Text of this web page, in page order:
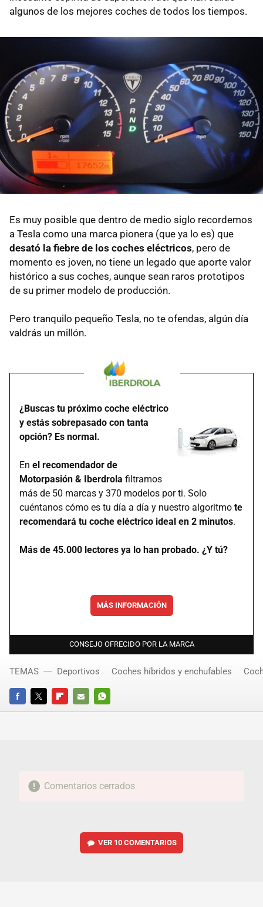
algunos de los mejores coches de todos los tiempos.
Es muy posible que dentro de medio siglo recordemos
a Tesla como una marca pionera (que ya lo es) que
desató la fiebre de los coches eléctricos, pero de
momento es joven, no tiene un legado que aporte valor
histórico a sus coches, aunque sean raros prototipos
de su primer modelo de producción.
Pero tranquilo pequeño Tesla, no te ofendas, algún día
valdrás un millón.
¿Buscas tu próximo coche eléctrico
y estás sobrepasado con tanta
opción? Es normal.
En el recomendador de
Motorpasión & Iberdrola filtramos
más de 50 marcas y 370 modelos por ti. Solo
cuéntanos cómo es tu día a día y nuestro algoritmo te
recomendará tu coche eléctrico ideal en 2 minutos.
Más de 45.000 lectores ya lo han probado. ¿Y tú?
MÁS INFORMACIÓN
CONSEJO OFRECIDO POR LA MARCA
FACEBOOKTWITTERFLIPBOARD
E-
WHATSAPP
TEMAS Deportivos Coches híbridos y enchufables
Comentarios cerrados
VER 10 COMENTARIOS